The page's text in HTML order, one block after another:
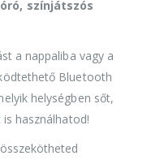
színjátszós
a nappaliba vagy a
Bluetooth
helységben sőt,
használhatod!